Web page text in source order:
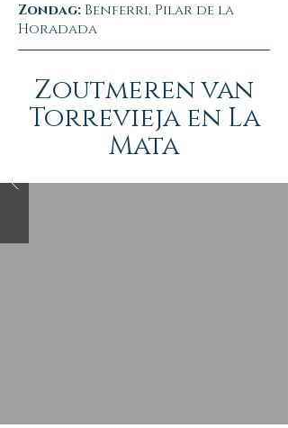
Zondag: Benferri, Pilar de la
Horadada
Zoutmeren van
Torrevieja en La
Mata